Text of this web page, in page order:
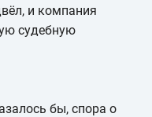
и компания
судебную
бы, спора о